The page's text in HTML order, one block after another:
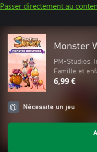
Passer directement au
Monster
PM-Studios,
Famille et
6,99 €
Nécessite un jeu